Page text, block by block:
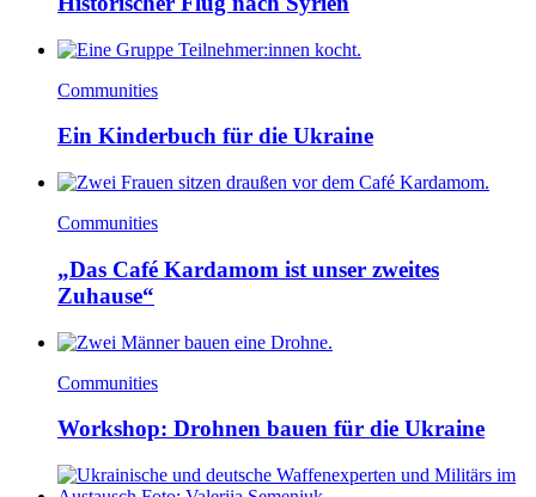
Communities
Ein Kinderbuch für die Ukraine
Communities
„Das Café Kardamom ist unser zweites
Zuhause“
Communities
Workshop: Drohnen bauen für die Ukraine